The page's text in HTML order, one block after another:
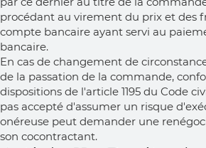
procédant au virement du prix et des
compte bancaire ayant servi au
bancaire.
En cas de changement de
de la passation de la commande,
dispositions de l'article 1195 du Code
pas accepté d'assumer un risque
onéreuse peut demander une
son cocontractant.